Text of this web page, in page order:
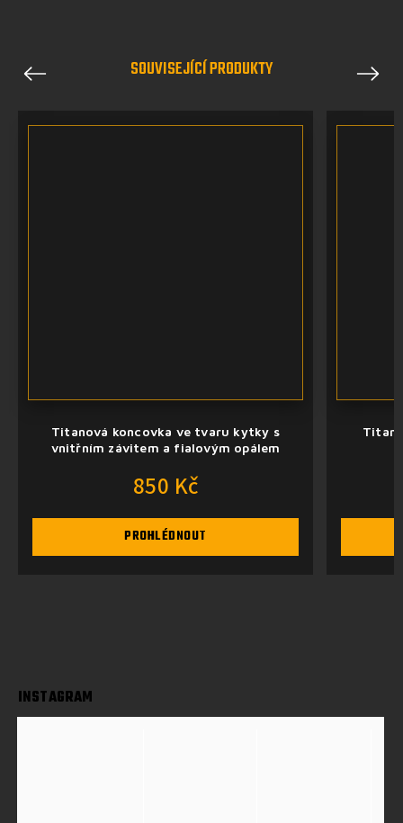
SOUVISEJÍCÍ PRODUKTY
Previous
Titanová koncovka ve tvaru kytky s
vnitřním závitem a fialovým opálem
850 Kč
PROHLÉDNOUT
Next
INSTAGRAM